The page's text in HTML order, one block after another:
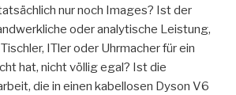
nur noch Images? Ist der
oder analytische Leistung,
ITler oder Uhrmacher für ein
hat, nicht völlig egal? Ist die
die in einen kabellosen Dyson V6